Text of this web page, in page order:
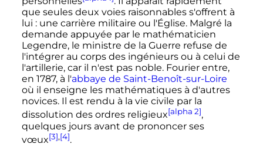
que seules deux voies raisonnables s'offrent à
lui : une carrière militaire ou l'Église. Malgré la
demande appuyée par le mathématicien
Legendre, le ministre de la Guerre refuse de
l'intégrer au corps des ingénieurs ou à celui de
l'artillerie, car il n'est pas noble. Fourier entre,
en 1787, à l'abbaye de Saint-Benoît-sur-Loire
où il enseigne les mathématiques à d'autres
novices. Il est rendu à la vie civile par la
dissolution des ordres religieux[alpha 2],
quelques jours avant de prononcer ses
vœux[3],[4].